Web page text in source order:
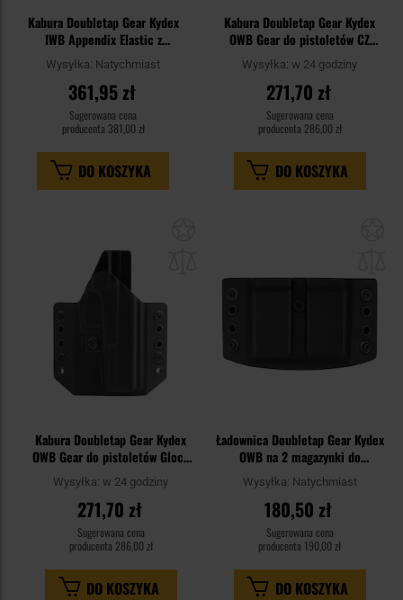
Kabura Doubletap Gear Kydex
IWB Appendix Elastic z
ładownicą do pistoletów Glock
19 - Black
Wysyłka: Natychmiast
361,95 zł
Sugerowana cena
producenta 381,00 zł
DO KOSZYKA
Kabura Doubletap Gear Kydex
OWB Gear do pistoletów CZ
Shadow 2 - Black
Wysyłka: w 24 godziny
271,70 zł
Sugerowana cena
producenta 286,00 zł
DO KOSZYKA
Kabura Doubletap Gear Kydex
OWB Gear do pistoletów Glock
17 - Black
Wysyłka: w 24 godziny
271,70 zł
Sugerowana cena
producenta 286,00 zł
DO KOSZYKA
Ładownica Doubletap Gear Kydex
OWB na 2 magazynki do
pistoletów Glock/H&K USP -
Black
Wysyłka: Natychmiast
180,50 zł
Sugerowana cena
producenta 190,00 zł
DO KOSZYKA